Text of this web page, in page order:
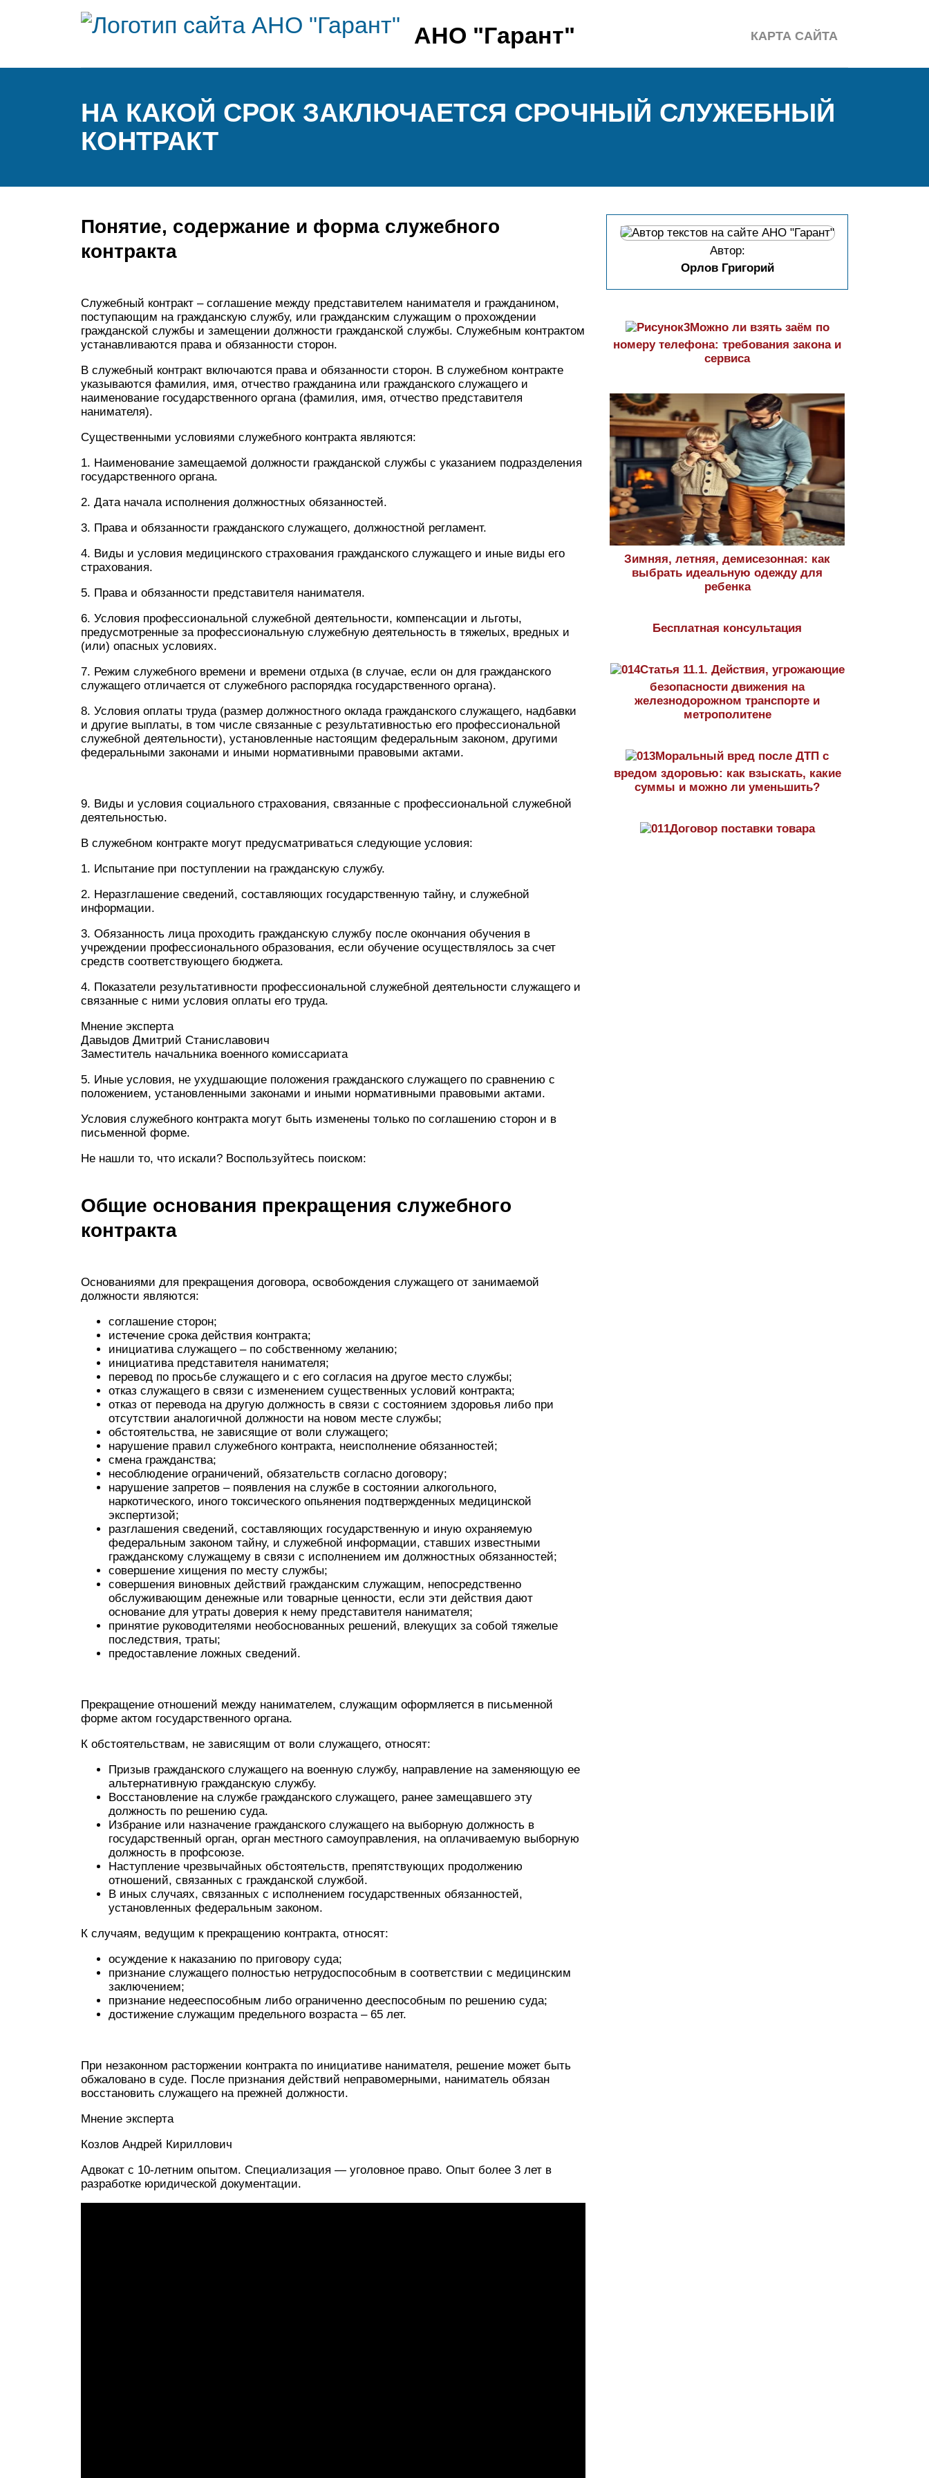
АНО "Гарант" КАРТА САЙТА
НА КАКОЙ СРОК ЗАКЛЮЧАЕТСЯ СРОЧНЫЙ СЛУЖЕБНЫЙ
КОНТРАКТ
Понятие, содержание и форма служебного
контракта
Служебный контракт – соглашение между представителем нанимателя и гражданином,
поступающим на гражданскую службу, или гражданским служащим о прохождении
гражданской службы и замещении должности гражданской службы. Служебным контрактом
устанавливаются права и обязанности сторон.
В служебный контракт включаются права и обязанности сторон. В служебном контракте
указываются фамилия, имя, отчество гражданина или гражданского служащего и
наименование государственного органа (фамилия, имя, отчество представителя
нанимателя).
Существенными условиями служебного контракта являются:
1. Наименование замещаемой должности гражданской службы с указанием подразделения
государственного органа.
2. Дата начала исполнения должностных обязанностей.
3. Права и обязанности гражданского служащего, должностной регламент.
4. Виды и условия медицинского страхования гражданского служащего и иные виды его
страхования.
5. Права и обязанности представителя нанимателя.
6. Условия профессиональной служебной деятельности, компенсации и льготы,
предусмотренные за профессиональную служебную деятельность в тяжелых, вредных и
(или) опасных условиях.
7. Режим служебного времени и времени отдыха (в случае, если он для гражданского
служащего отличается от служебного распорядка государственного органа).
8. Условия оплаты труда (размер должностного оклада гражданского служащего, надбавки
и другие выплаты, в том числе связанные с результативностью его профессиональной
служебной деятельности), установленные настоящим федеральным законом, другими
федеральными законами и иными нормативными правовыми актами.
9. Виды и условия социального страхования, связанные с профессиональной служебной
деятельностью.
В служебном контракте могут предусматриваться следующие условия:
1. Испытание при поступлении на гражданскую службу.
2. Неразглашение сведений, составляющих государственную тайну, и служебной
информации.
3. Обязанность лица проходить гражданскую службу после окончания обучения в
учреждении профессионального образования, если обучение осуществлялось за счет
средств соответствующего бюджета.
4. Показатели результативности профессиональной служебной деятельности служащего и
связанные с ними условия оплаты его труда.
Мнение эксперта
Давыдов Дмитрий Станиславович
Заместитель начальника военного комиссариата
5. Иные условия, не ухудшающие положения гражданского служащего по сравнению с
положением, установленными законами и иными нормативными правовыми актами.
Условия служебного контракта могут быть изменены только по соглашению сторон и в
письменной форме.
Не нашли то, что искали? Воспользуйтесь поиском:
Общие основания прекращения служебного
контракта
Основаниями для прекращения договора, освобождения служащего от занимаемой
должности являются:
соглашение сторон;
истечение срока действия контракта;
инициатива служащего – по собственному желанию;
инициатива представителя нанимателя;
перевод по просьбе служащего и с его согласия на другое место службы;
отказ служащего в связи с изменением существенных условий контракта;
отказ от перевода на другую должность в связи с состоянием здоровья либо при
отсутствии аналогичной должности на новом месте службы;
обстоятельства, не зависящие от воли служащего;
нарушение правил служебного контракта, неисполнение обязанностей;
смена гражданства;
несоблюдение ограничений, обязательств согласно договору;
нарушение запретов – появления на службе в состоянии алкогольного,
наркотического, иного токсического опьянения подтвержденных медицинской
экспертизой;
разглашения сведений, составляющих государственную и иную охраняемую
федеральным законом тайну, и служебной информации, ставших известными
гражданскому служащему в связи с исполнением им должностных обязанностей;
совершение хищения по месту службы;
совершения виновных действий гражданским служащим, непосредственно
обслуживающим денежные или товарные ценности, если эти действия дают
основание для утраты доверия к нему представителя нанимателя;
принятие руководителями необоснованных решений, влекущих за собой тяжелые
последствия, траты;
предоставление ложных сведений.
Прекращение отношений между нанимателем, служащим оформляется в письменной
форме актом государственного органа.
К обстоятельствам, не зависящим от воли служащего, относят:
Призыв гражданского служащего на военную службу, направление на заменяющую ее
альтернативную гражданскую службу.
Восстановление на службе гражданского служащего, ранее замещавшего эту
должность по решению суда.
Избрание или назначение гражданского служащего на выборную должность в
государственный орган, орган местного самоуправления, на оплачиваемую выборную
должность в профсоюзе.
Наступление чрезвычайных обстоятельств, препятствующих продолжению
отношений, связанных с гражданской службой.
В иных случаях, связанных с исполнением государственных обязанностей,
установленных федеральным законом.
К случаям, ведущим к прекращению контракта, относят:
осуждение к наказанию по приговору суда;
признание служащего полностью нетрудоспособным в соответствии с медицинским
заключением;
признание недееспособным либо ограниченно дееспособным по решению суда;
достижение служащим предельного возраста – 65 лет.
При незаконном расторжении контракта по инициативе нанимателя, решение может быть
обжаловано в суде. После признания действий неправомерными, наниматель обязан
восстановить служащего на прежней должности.
Мнение эксперта
Козлов Андрей Кириллович
Адвокат с 10-летним опытом. Специализация — уголовное право. Опыт более 3 лет в
разработке юридической документации.
Автор:
Орлов Григорий
Можно ли взять заём по
номеру телефона: требования закона и
сервиса
Зимняя, летняя, демисезонная: как
выбрать идеальную одежду для
ребенка
Бесплатная консультация
Статья 11.1. Действия, угрожающие
безопасности движения на
железнодорожном транспорте и
метрополитене
Моральный вред после ДТП с
вредом здоровью: как взыскать, какие
суммы и можно ли уменьшить?
Договор поставки товара